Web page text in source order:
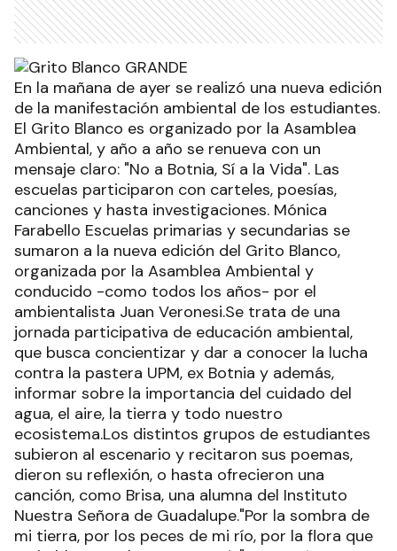
En la mañana de ayer se realizó una nueva edición
de la manifestación ambiental de los estudiantes.
El Grito Blanco es organizado por la Asamblea
Ambiental, y año a año se renueva con un
mensaje claro: "No a Botnia, Sí a la Vida". Las
escuelas participaron con carteles, poesías,
canciones y hasta investigaciones. Mónica
Farabello Escuelas primarias y secundarias se
sumaron a la nueva edición del Grito Blanco,
organizada por la Asamblea Ambiental y
conducido -como todos los años- por el
ambientalista Juan Veronesi.Se trata de una
jornada participativa de educación ambiental,
que busca concientizar y dar a conocer la lucha
contra la pastera UPM, ex Botnia y además,
informar sobre la importancia del cuidado del
agua, el aire, la tierra y todo nuestro
ecosistema.Los distintos grupos de estudiantes
subieron al escenario y recitaron sus poemas,
dieron su reflexión, o hasta ofrecieron una
canción, como Brisa, una alumna del Instituto
Nuestra Señora de Guadalupe."Por la sombra de
mi tierra, por los peces de mi río, por la flora que